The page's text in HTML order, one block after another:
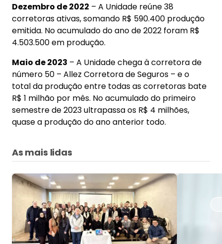
Dezembro de 2022 – A Unidade reúne 38
corretoras ativas, somando R$ 590.400 produção
emitida. No acumulado do ano de 2022 foram R$
4.503.500 em produção.
Maio de 2023 – A Unidade chega à corretora de
número 50 – Allez Corretora de Seguros – e o
total da produção entre todas as corretoras bate
R$ 1 milhão por mês. No acumulado do primeiro
semestre de 2023 ultrapassa os R$ 4 milhões,
quase a produção do ano anterior todo.
As mais lidas